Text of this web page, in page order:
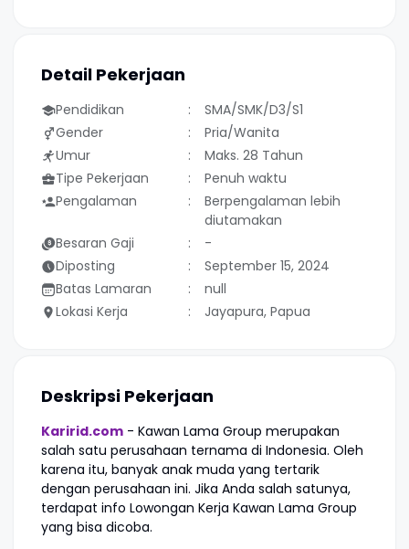
Detail Pekerjaan
Pendidikan
SMA/SMK/D3/S1
Gender
Pria/Wanita
Umur
Maks. 28 Tahun
Tipe Pekerjaan
Penuh waktu
Pengalaman
Berpengalaman lebih
diutamakan
Besaran Gaji
-
Diposting
September 15, 2024
Batas Lamaran
null
Lokasi Kerja
Jayapura, Papua
Deskripsi Pekerjaan
Karirid.com - Kawan Lama Group merupakan
salah satu perusahaan ternama di Indonesia. Oleh
karena itu, banyak anak muda yang tertarik
dengan perusahaan ini. Jika Anda salah satunya,
terdapat info Lowongan Kerja Kawan Lama Group
yang bisa dicoba.